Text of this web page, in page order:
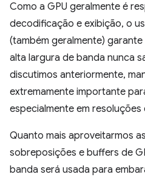
Como a GPU geralmente é
decodificação e exibição, o
(também geralmente)
alta largura de banda nunca
discutimos anteriormente,
extremamente importante
especialmente em
Quanto mais aproveitarmos
sobreposições e buffers de
banda será usada para